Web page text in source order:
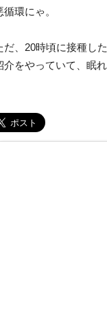
循環にゃ。
だ、20時頃に接種し
介をやっていて、眠